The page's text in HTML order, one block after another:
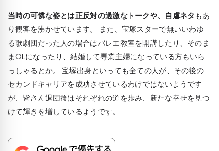
当時の可憐な姿とは正反対の過激なトークや、自虐ネタ もあ
り観客を沸かせています。 また、宝塚スターで無いいわゆ
る歌劇団だった人の場合はバレエ教室を開講したり、そのま
まOLになったり、結婚して専業主婦になっている方もいら
っしゃるとか。 宝塚出身といっても全ての人が、その後の
セカンドキャリアを成功させているわけではないようです
が、皆さん退団後はそれぞれの道を歩み、新たな幸せを見つ
けて輝きを増しているようです。